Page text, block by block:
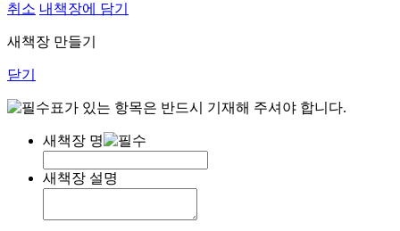
취소 내책장에 담기
새책장 만들기
닫기
표가 있는 항목은 반드시 기재해 주셔야 합니다.
새책장 명
새책장 설명